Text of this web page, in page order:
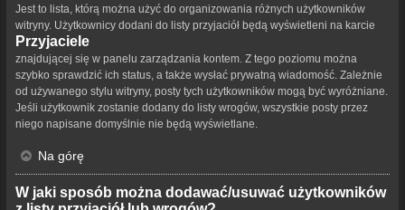
Jest to lista, którą można użyć do organizowania różnych użytkowników
witryny. Użytkownicy dodani do listy przyjaciół będą wyświetleni na karcie
Przyjaciele
znajdującej się w panelu zarządzania kontem. Z tego poziomu można
szybko sprawdzić ich status, a także wysłać prywatną wiadomość. Zależnie
od używanego stylu witryny, posty tych użytkowników mogą być wyróżniane.
Jeśli użytkownik zostanie dodany do listy wrogów, wszystkie posty przez
niego napisane domyślnie nie będą wyświetlane.
Na górę
W jaki sposób można dodawać/usuwać użytkowników